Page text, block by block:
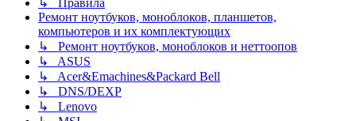
↳ Правила
Ремонт ноутбуков, моноблоков, планшетов,
компьютеров и их комплектующих
↳ Ремонт ноутбуков, моноблоков и неттоопов
↳ ASUS
↳ Acer&Emachines&Packard Bell
↳ DNS/DEXP
↳ Lenovo